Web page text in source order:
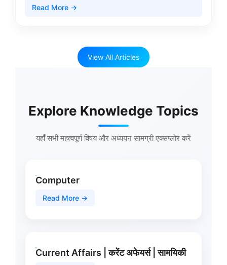
Read More →
View All Articles
Explore Knowledge Topics
यहाँ सभी महत्वपूर्ण विषय और अध्ययन सामग्री एक्सप्लोर करें
Computer
Read More →
Current Affairs | करेंट अफेयर्स | सामयिकी